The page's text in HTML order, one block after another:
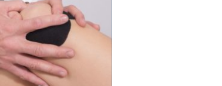
behøver at rejse langt for
at opleve stærk vind, lavt
vand og ...